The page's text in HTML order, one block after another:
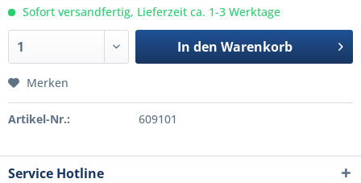
Sofort versandfertig, Lieferzeit ca. 1-3 Werktage
In den Warenkorb
Merken
Artikel-Nr.: 609101
Service Hotline